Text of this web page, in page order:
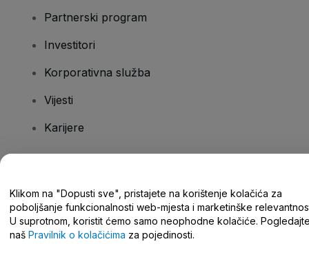
Partnerski program
Investitori
Korporativna služba
Vijesti
Karijere
Centar za pomoć/kontaktirajte nas
Klikom na "Dopusti sve", pristajete na korištenje kolačića za
poboljšanje funkcionalnosti web-mjesta i marketinške
U suprotnom, koristit ćemo samo neophodne kolačiće.
naš Pravilnik o kolačićima za pojedinosti.